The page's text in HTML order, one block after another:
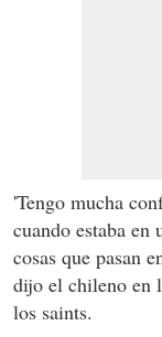
'Tengo mucha
cuando estaba en
cosas que pasan
dijo el chileno en
los saints.